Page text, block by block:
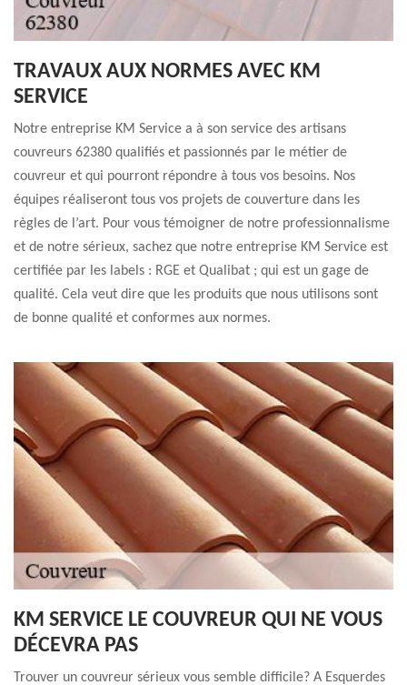
TRAVAUX AUX NORMES AVEC KM
SERVICE
Notre entreprise KM Service a à son service des artisans
couvreurs 62380 qualifiés et passionnés par le métier de
couvreur et qui pourront répondre à tous vos besoins. Nos
équipes réaliseront tous vos projets de couverture dans les
règles de l’art. Pour vous témoigner de notre professionnalisme
et de notre sérieux, sachez que notre entreprise KM Service est
certifiée par les labels : RGE et Qualibat ; qui est un gage de
qualité. Cela veut dire que les produits que nous utilisons sont
de bonne qualité et conformes aux normes.
KM SERVICE LE COUVREUR QUI NE VOUS
DÉCEVRA PAS
Trouver un couvreur sérieux vous semble difficile? A Esquerdes